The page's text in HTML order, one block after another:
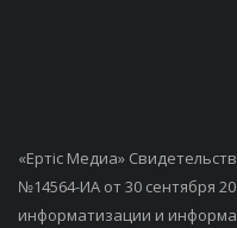
«Ертiс Медиа»
№14564-ИА от 30 сентября
информатизации и